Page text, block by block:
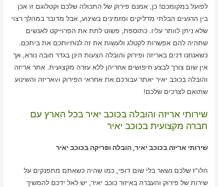
לפועל במקומכם! כן, אמנם פירוק של התכולה שלכם וקטלוגם זו אכן
בין הרגעים הבלתי מדליקים ומזמינים בשינוע, אבל מדובר במהלך רצוי
שלא ניתן לוותר עליו. כתוספת, פשוט לתת את הפרוייקט לאנשים
שתהיה להם אפשרות לקטלג ולעשות את זה לנוחיותכם את ביתכם.
כשאנחנו דנים באריזה ופירוק והובלה הצעות הינן בגדר חובה נורא, אך
אין שום צורך לבצע חיפושים אחריהן ללא עזרה מקצועית. אתר אריזה
והובלה בכוכב יאיר יאתר עבורכם את אחראי הפירוק וvאריזה והשינוע
שתואם לצרכים שלכם!
שירותי אריזה והובלה בכוכב יאיר בכל הארץ עם
חברה מקצועית בכוכב יאיר
שירותי אריזה בכוכב יאיר, הובלה ופריקה בכוכב יאיר
הלו"ז שלכם נשאר בלי שום דופי, כמו שהיה כשאתם מתפנקים על
שירות של פירוק והעברה באיזור כוכב יאיר, יש לאל ידכם להמשיך